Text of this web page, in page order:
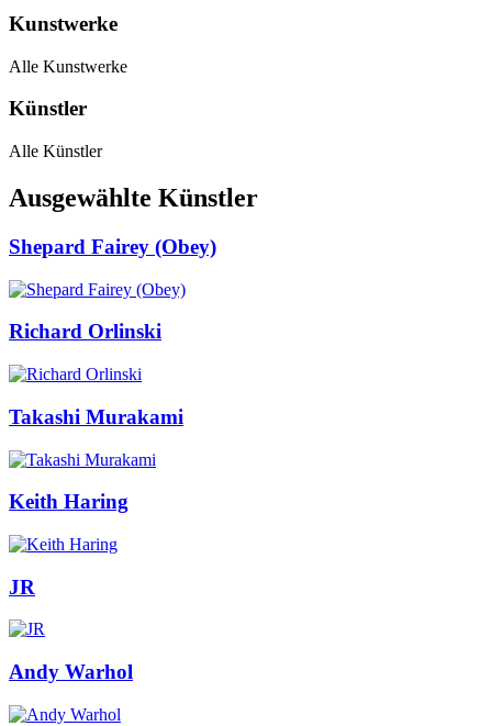
Kunstwerke
Alle Kunstwerke
Künstler
Alle Künstler
Ausgewählte Künstler
Shepard Fairey (Obey)
Richard Orlinski
Takashi Murakami
Keith Haring
JR
Andy Warhol